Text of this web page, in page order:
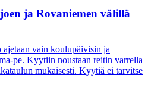
ja Rovaniemen välillä
ajetaan vain koulupäivisin ja
pe. Kyytiin noustaan reitin varrella
mukaisesti. Kyytiä ei tarvitse